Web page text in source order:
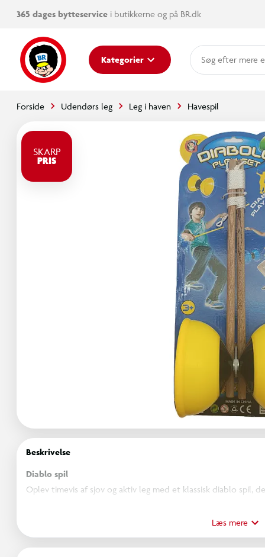
365 dages bytteservice i butikkerne og på BR.dk
Kategorier mere
Forside Udendørs leg Leg i haven Havespil
SKARP
PRIS
Beskrivelse
Diablo spil
Oplev timevis af sjov og aktiv leg med et klassisk diablo spil,
Diabloen giver mulighed for at udvikle koordination, balance
Læs mere